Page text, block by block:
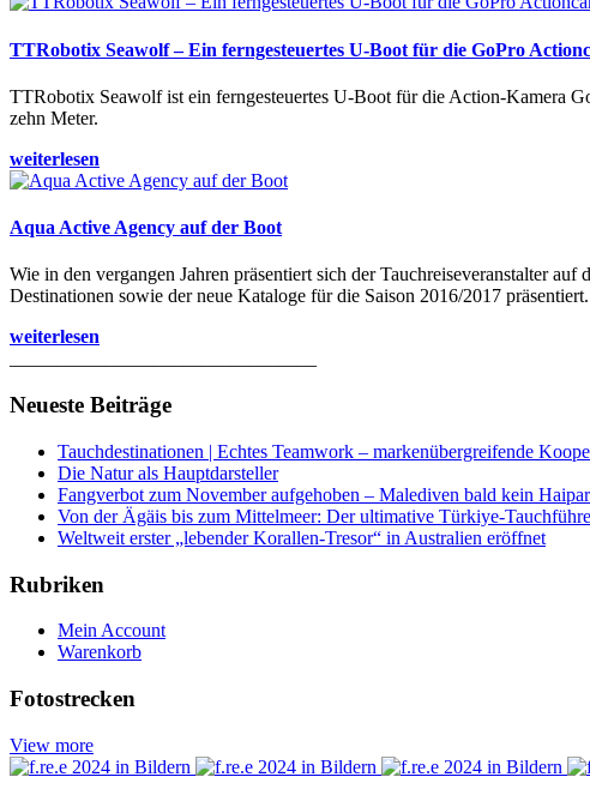
TTRobotix Seawolf – Ein ferngesteuertes U-Boot für die GoPro
TTRobotix Seawolf ist ein ferngesteuertes U-Boot für die Action-Kamera
zehn Meter.
weiterlesen
Aqua Active Agency auf der Boot
Wie in den vergangen Jahren präsentiert sich der Tauchreiseveranstalter
Destinationen sowie der neue Kataloge für die Saison 2016/2017 präsentiert.
weiterlesen
Neueste Beiträge
Tauchdestinationen | Echtes Teamwork – markenübergreifende
Die Natur als Hauptdarsteller
Fangverbot zum November aufgehoben – Malediven bald kein
Von der Ägäis bis zum Mittelmeer: Der ultimative Türkiye-
Weltweit erster „lebender Korallen-Tresor“ in Australien eröffnet
Rubriken
Mein Account
Warenkorb
Fotostrecken
View more